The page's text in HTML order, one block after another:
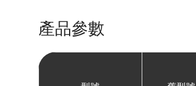
產品參數